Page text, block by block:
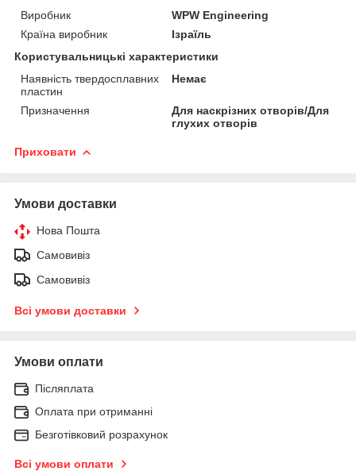
Виробник
WPW Engineering
Країна виробник
Ізраїль
Користувальницькі характеристики
Наявність твердосплавних
пластин
Немає
Призначення
Для наскрізних отворів/Для
глухих отворів
Приховати
Умови доставки
Нова Пошта
Самовивіз
Самовивіз
Всі умови доставки
Умови оплати
Післяплата
Оплата при отриманні
Безготівковий розрахунок
Всі умови оплати